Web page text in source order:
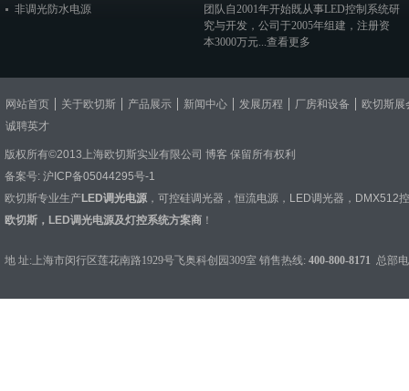
非调光防水电源
团队自2001年开始既从事LED控制系统研
究与开发，公司于2005年组建，注册资
本3000万元...查看更多
网站首页 关于欧切斯 产品展示 新闻中心 发展历程 厂房和设备
欧切斯展
诚聘英才
版权所有©2013上海欧切斯实业有限公司 博客 保留所有权利
备案号: 沪ICP备05044295号-1
欧切斯专业生产LED调光电源 ， 可控硅调光器 ， 恒流电源 ， LED调光器 ， DMX512
欧切斯，LED调光电源及灯控系统方案商 ！
地 址:上海市闵行区莲花南路1929号飞奥科创园309室 销售热线: 400-800-8171 总部